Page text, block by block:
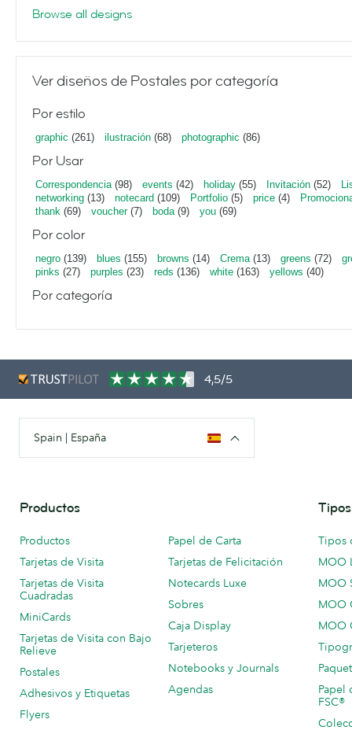
Browse all designs
Ver diseños de Postales por categoría
Por estilo
graphic (261) ilustración (68) photographic (86)
Por Usar
Correspondencia(98) events (42) holiday (55) Invitación (52)
networking (13) notecard (109) Portfolio (5) price (4)
thank (69) voucher(7) boda(9) you (69)
Por color
negro (139) blues (155) browns (14) Crema(13) greens (72)
pinks (27) purples (23) reds (136) white (163) yellows (40)
Por categoría
4,5/5
Spain | España
Productos
Productos
Tarjetas de Visita
Tarjetas de Visita
Cuadradas
MiniCards
Tarjetas de Visita con Bajo
Relieve
Postales
Adhesivos y Etiquetas
Flyers
Papel de Carta
Tarjetas de Felicitación
Notecards Luxe
Sobres
Caja Display
Tarjeteros
Notebooks y Journals
Agendas
Tipos
MOO
MOO
MOO
MOO
Papel
FSC®